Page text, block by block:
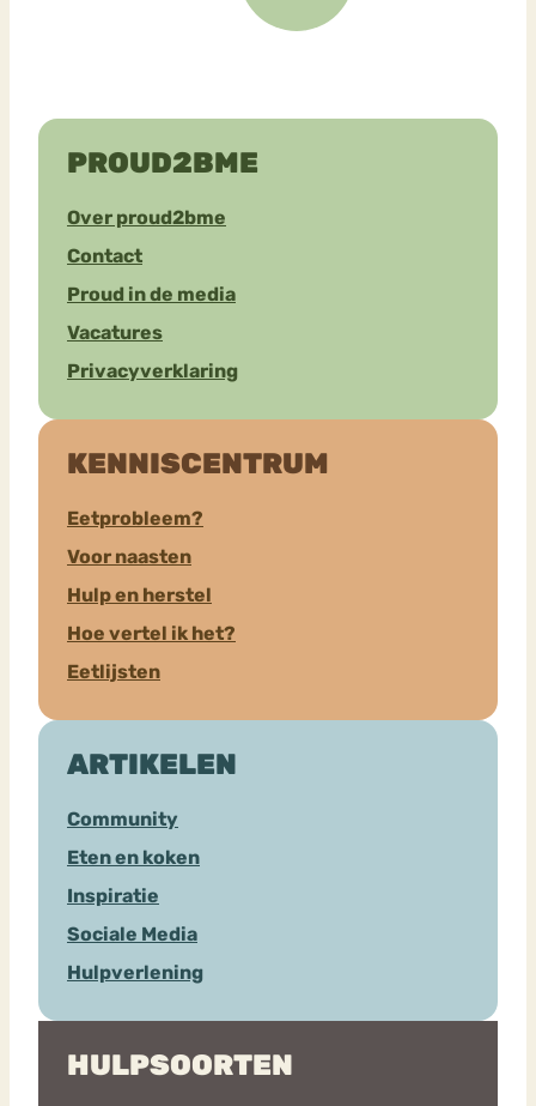
PROUD2BME
Over proud2bme
Contact
Proud in de media
Vacatures
Privacyverklaring
KENNISCENTRUM
Eetprobleem?
Voor naasten
Hulp en herstel
Hoe vertel ik het?
Eetlijsten
ARTIKELEN
Community
Eten en koken
Inspiratie
Sociale Media
Hulpverlening
HULPSOORTEN